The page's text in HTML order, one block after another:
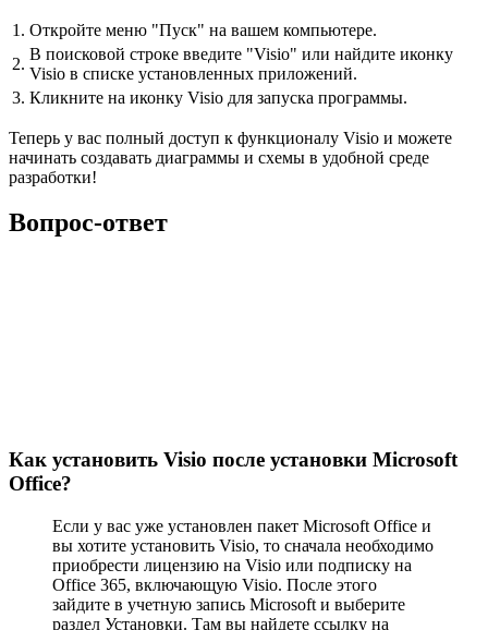
1. Откройте меню "Пуск" на вашем компьютере.
2.
В поисковой строке введите "Visio" или найдите иконку
Visio в списке установленных приложений.
3. Кликните на иконку Visio для запуска программы.
Теперь у вас полный доступ к функционалу Visio и можете
начинать создавать диаграммы и схемы в удобной среде
разработки!
Вопрос-ответ
Как установить Visio после установки Microsoft
Office?
Если у вас уже установлен пакет Microsoft Office и
вы хотите установить Visio, то сначала необходимо
приобрести лицензию на Visio или подписку на
Office 365, включающую Visio. После этого
зайдите в учетную запись Microsoft и выберите
раздел Установки. Там вы найдете ссылку на